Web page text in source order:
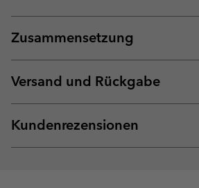
Zusammensetzung
Versand und Rückgabe
Kundenrezensionen